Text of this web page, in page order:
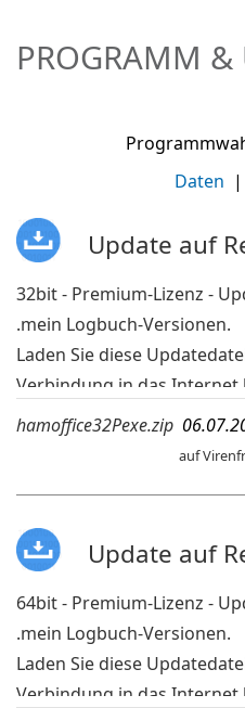
PROGRAMM &
Daten |
Update auf
32bit - Premium-Lizenz -
.mein Logbuch-Versionen.
Laden Sie diese
Verbindung in das
wir die aktuelleren Updates
Verwaltung im Programm.
hamoffice32Pexe.zip
auf
Update auf
64bit - Premium-Lizenz -
.mein Logbuch-Versionen.
Laden Sie diese
Verbindung in das